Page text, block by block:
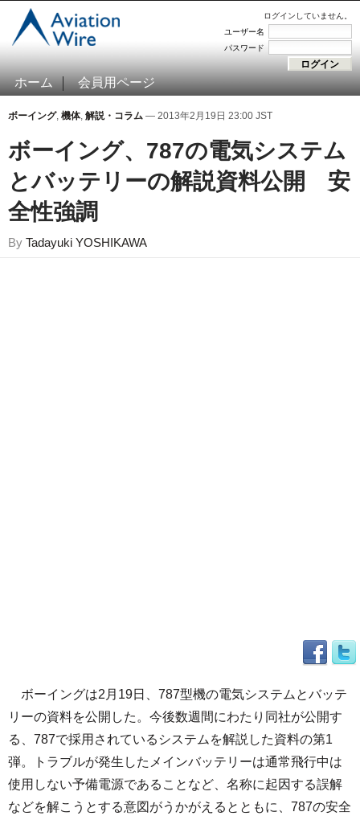
ログインしていません。
ユーザー名
パスワード
ホーム 会員用ページ
ボーイング, 機体, 解説・コラム — 2013年2月19日 23:00 JST
ボーイング、787の電気システム
とバッテリーの解説資料公開 安
全性強調
By Tadayuki YOSHIKAWA
ボーイングは2月19日、787型機の電気システムとバッテ
リーの資料を公開した。今後数週間にわたり同社が公開す
る、787で採用されているシステムを解説した資料の第1
弾。トラブルが発生したメインバッテリーは通常飛行中は
使用しない予備電源であることなど、名称に起因する誤解
などを解こうとする意図がうかがえるとともに、787の安全